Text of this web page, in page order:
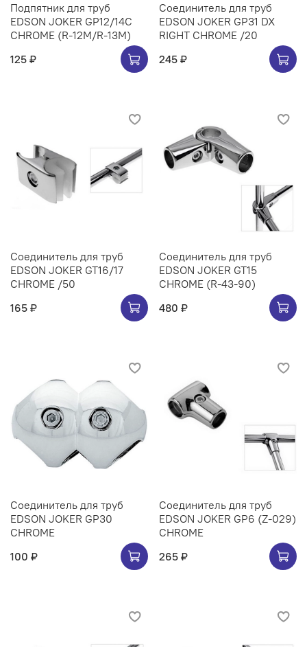
Подпятник для труб
EDSON JOKER GP12/14C
CHROME (R-12M/R-13M)
125 ₽
Соединитель для труб
EDSON JOKER GP31 DX
RIGHT CHROME /20
245 ₽
Соединитель для труб
EDSON JOKER GT16/17
CHROME /50
165 ₽
Соединитель для труб
EDSON JOKER GT15
CHROME (R-43-90)
480 ₽
Соединитель для труб
EDSON JOKER GP30
CHROME
100 ₽
Соединитель для труб
EDSON JOKER GP6 (Z-029)
CHROME
265 ₽